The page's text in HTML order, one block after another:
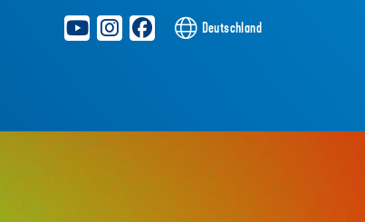
Deutschland